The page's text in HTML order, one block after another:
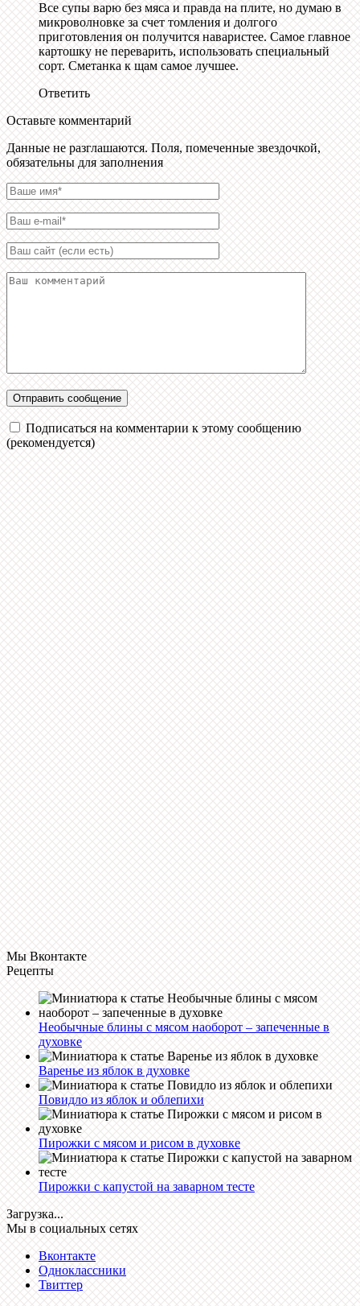
Все супы варю без мяса и правда на плите, но думаю в
микроволновке за счет томления и долгого
приготовления он получится наваристее. Самое главное
картошку не переварить, использовать специальный
сорт. Сметанка к щам самое лучшее.
Ответить
Оставьте комментарий
Данные не разглашаются. Поля, помеченные звездочкой,
обязательны для заполнения
Подписаться на комментарии к этому сообщению
(рекомендуется)
Мы Вконтакте
Рецепты
Необычные блины с мясом наоборот – запеченные в
духовке
Варенье из яблок в духовке
Повидло из яблок и облепихи
Пирожки с мясом и рисом в духовке
Пирожки с капустой на заварном тесте
Загрузка...
Мы в социальных сетях
Вконтакте
Одноклассники
Твиттер